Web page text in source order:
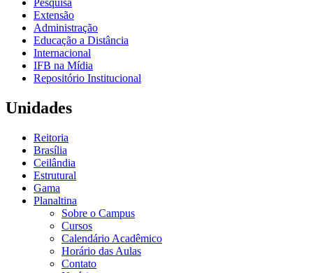
Extensão
Administração
Educação a Distância
Internacional
IFB na Mídia
Repositório Institucional
Unidades
Reitoria
Brasília
Ceilândia
Estrutural
Gama
Planaltina
Sobre o Campus
Cursos
Calendário Acadêmico
Horário das Aulas
Contato